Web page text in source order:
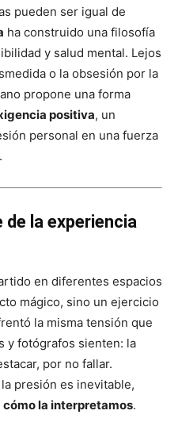
pueden ser igual de
ha construido una filosofía
y salud mental. Lejos
o la obsesión por la
propone una forma
positiva, un
personal en una fuerza
de la experiencia
en diferentes espacios
mágico, sino un ejercicio
la misma tensión que
y fotógrafos sienten: la
por no fallar.
presión es inevitable,
cómo la interpretamos.